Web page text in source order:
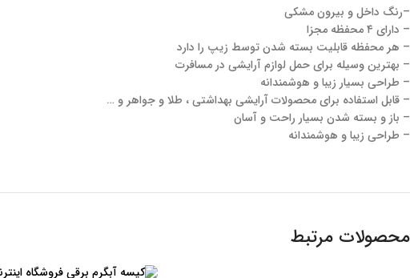
–رنگ داخل و بیرون مشکی
– دارای ۴ محفظه مجزا
– هر محفظه قابلیت بسته شدن توسط زیپ را دارد
– بهترین وسیله برای حمل لوازم آرایشی در مسافرت
– طراحی بسیار زیبا و هوشمندانه
– قابل استفاده برای محصولات آرایشی بهداشتی ، طلا و جواهر و …
– باز و بسته شدن بسیار راحت و آسان
– طراحی زیبا و هوشمندانه
محصولات مرتبط